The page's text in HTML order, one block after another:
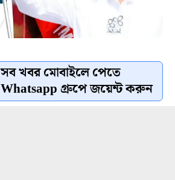
সব খবর মোবাইলে পেতে
Whatsapp গ্রুপে জয়েন্ট করুন